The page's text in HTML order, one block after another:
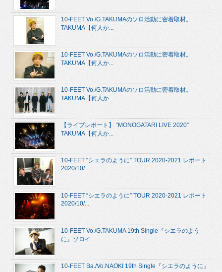
10-FEET Vo./G.TAKUMAのソロ活動に密着取材。
TAKUMA【何人か...
10-FEET Vo./G.TAKUMAのソロ活動に密着取材。
TAKUMA【何人か...
10-FEET Vo./G.TAKUMAのソロ活動に密着取材。
TAKUMA【何人か...
【ライブレポート】 “MONOGATARI LIVE 2020”
TAKUMA【何人か...
10-FEET “シエラのように” TOUR 2020-2021 レポート
2020/10/...
10-FEET “シエラのように” TOUR 2020-2021 レポート
2020/10/...
10-FEET Vo./G.TAKUMA 19th Single『シエラのよう
に』ソロイ...
10-FEET Ba./Vo.NAOKI 19th Single『シエラのように』